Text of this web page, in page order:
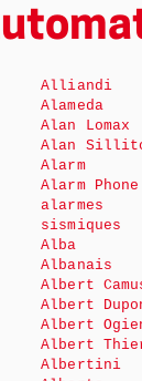
Alliandi
Alameda
Alan Lomax
Alan
Alarm
Alarm Phone
alarmes
sismiques
Alba
Albanais
Albert
Albert
Albert
Albert
Albertini